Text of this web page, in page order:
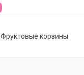
Фруктовые корзины